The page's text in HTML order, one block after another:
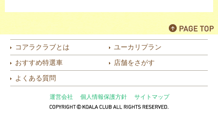
の停止）は以下の問合わせ窓口にて受け付けております。
株式会社オリコオートリース 個人情報管理責任者 コン
プライアンス・リスク管理部長
〒110-0016 東京都台東区台東2-27-5 日土地御徒町ビル
TEL：03(6860)0706
（月～金 9:30～18:00 ただし土日・祝祭日を除く）
KOALA CLUB 御前崎店 株式会社松井モータース 個人
コアラクラブとは
ユーカリプラン
おすすめ特選車
店舗をさがす
よくある質問
運営会社 個人情報保護方針 サイトマップ